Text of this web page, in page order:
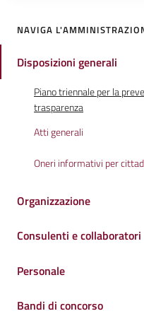
NAVIGA
Disposizioni generali
Piano triennale per la
trasparenza
Atti generali
Oneri informativi per
Organizzazione
Consulenti e collaboratori
Personale
Bandi di concorso